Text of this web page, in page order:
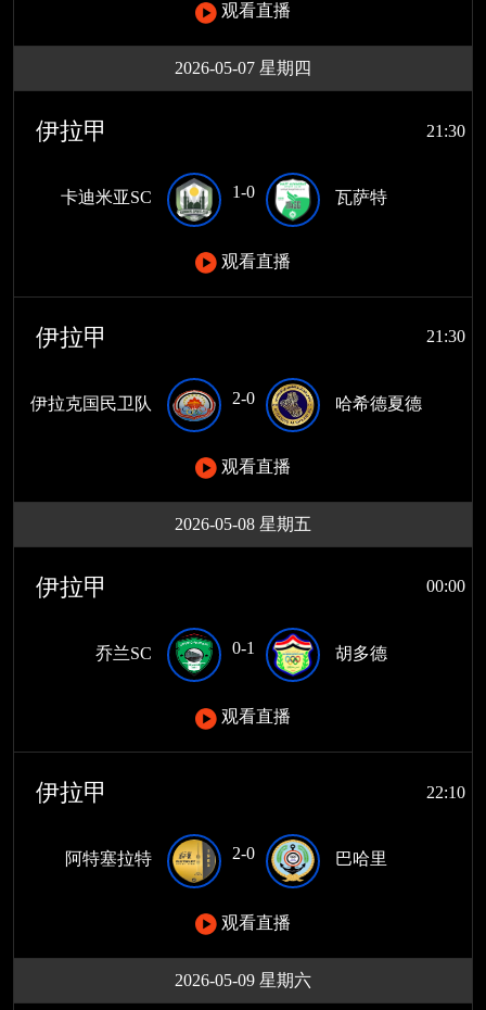
观看直播
2026-05-07 星期四
伊拉甲 21:30
卡迪米亚SC 1-0 瓦萨特
观看直播
伊拉甲 21:30
伊拉克国民卫队 2-0 哈希德夏德
观看直播
2026-05-08 星期五
伊拉甲 00:00
乔兰SC 0-1 胡多德
观看直播
伊拉甲 22:10
阿特塞拉特 2-0 巴哈里
观看直播
2026-05-09 星期六